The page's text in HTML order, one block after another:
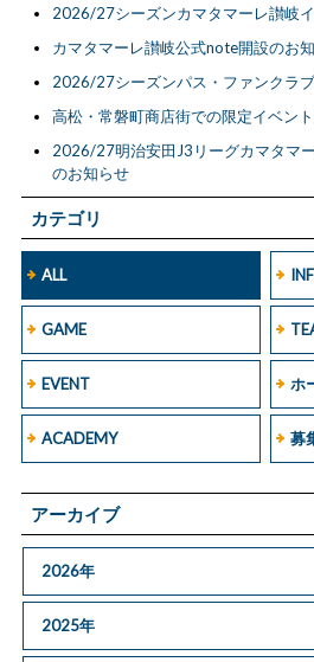
カテゴリ
ALL
GAME
EVENT ホ
ACADEMY 募
アーカイブ
2026年
2025年
2026/27シーズンカマタマーレ讃岐
カマタマーレ讃岐公式note開設のお
2026/27シーズンパス・ファンクラ
高松・常磐町商店街での限定イベン
2026/27明治安田J3リーグカマタマ
のお知らせ